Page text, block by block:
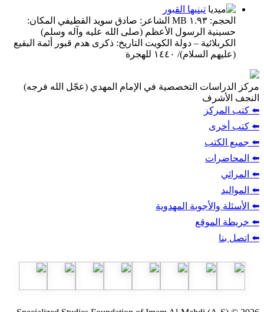
تبنيها القبور
الحجم: ١.٩٣ MB الشاعر: صادق سويد القطيفي المكان:
حسينية الرسول الأعظم (صلى الله عليه وآله وسلم)
الكربلائية – دولة الكويت التاريخ: ذكرى هدم قبور أئمة البقيع
(عليهم السلام)/ ١٤٤٠ للهجرة
مركز الدراسات التخصصية في الإمام المهدي (عجّل الله فرجه)
النجف الأشرف
⬅️ كتب المركز
⬅️ كتب أخرى
⬅️ جميع الكتب
⬅️ المحاضرات
⬅️ المراثي
⬅️ المواليد
⬅️ الأسئلة والأجوبة المهدوية
⬅️ خريطة الموقع
⬅️ اتصل بنا